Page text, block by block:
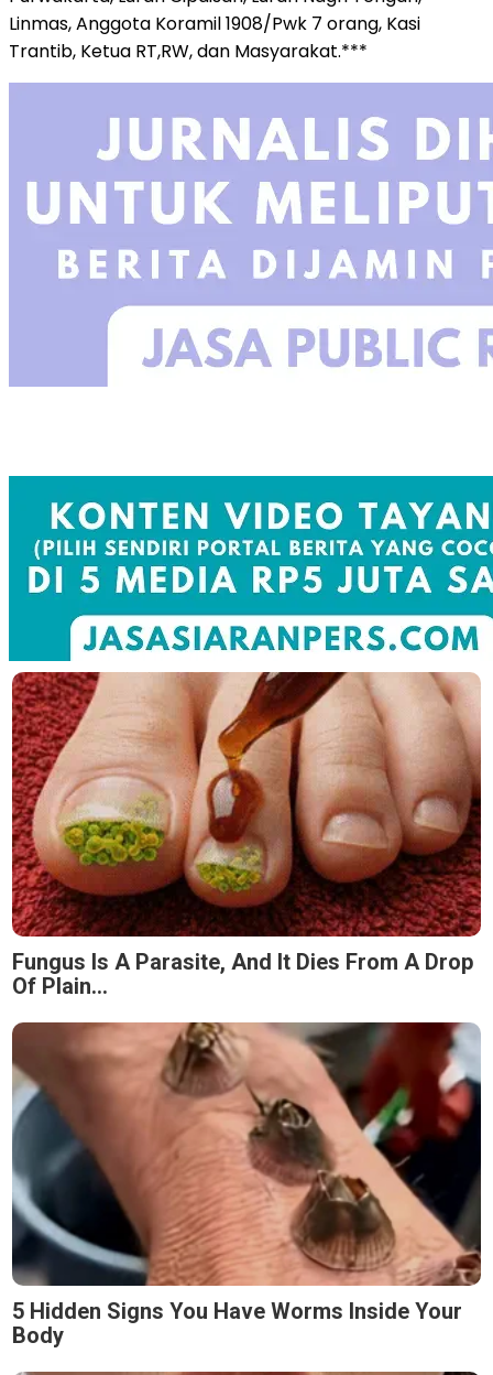
Linmas, Anggota Koramil 1908/Pwk 7 orang, Kasi
Trantib, Ketua RT,RW, dan Masyarakat.***
Fungus Is A Parasite, And It Dies From A Drop
Of Plain...
5 Hidden Signs You Have Worms Inside Your
Body